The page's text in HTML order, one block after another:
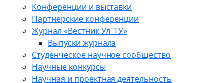
Конференции и выставки
Партнёрские конференции
Журнал «Вестник УлГТУ»
Выпуски журнала
Студенческое научное сообщество
Научные конкурсы
Научная и проектная деятельность